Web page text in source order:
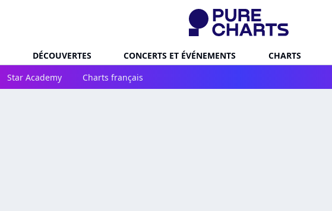
DÉCOUVERTES CONCERTS ET ÉVÉNEMENTS CHARTS
Star Academy Charts français